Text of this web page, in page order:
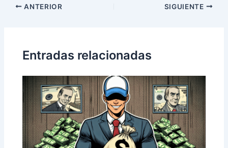
Navegación
ANTERIOR SIGUIENTE
Entradas relacionadas